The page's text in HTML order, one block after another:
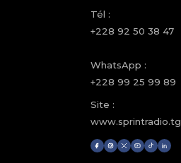
Tél :
+228 92 50 38 47
WhatsApp :
+228 99 25 99 89
Site :
www.sprintradio.tg